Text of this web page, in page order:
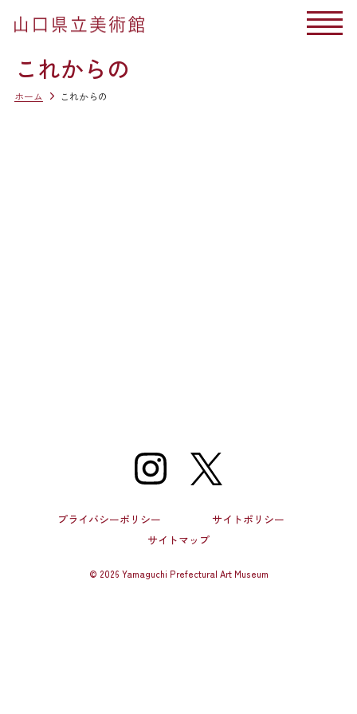
これからの
ホーム これからの
プライバシーポリシー
サイトポリシー
サイトマップ
© 2026 Yamaguchi Prefectural Art Museum